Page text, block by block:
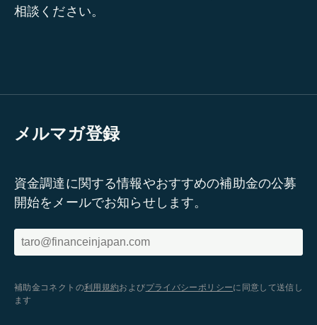
相談ください。
メルマガ登録
資金調達に関する情報やおすすめの補助金の公募
開始をメールでお知らせします。
補助金コネクトの利用規約およびプライバシーポリシーに同意して送信し
ます